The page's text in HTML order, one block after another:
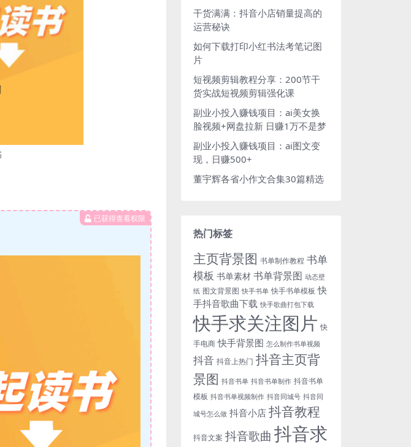
已获得查看权限
干货满满：抖音小店销量提高的
运营秘诀
如何下载打印小红书法考笔记图
片
短视频剪辑教程分享：200节干
货实战短视频剪辑强化课
副业小投入赚钱项目：ai美女换
脸视频+网盘拉新 日赚1万不是梦
副业小投入赚钱项目：ai图文变
现，日赚500+
董宇辉各省小作文合集30篇精选
热门标签
主页背景图 书单制作教程 书单
模板 书单素材 书单背景图 动态壁
纸 图文背景图 快手书单 快手书单模板 快
手抖音歌曲下载 快手歌曲打包下载
快手求关注图片 快
手电商 快手背景图 怎么制作书单视频
抖音 抖音上热门 抖音主页背
景图 抖音书单 抖音书单制作 抖音书单
模板 抖音书单视频制作 抖音同城号 抖音同
城号怎么做 抖音小店 抖音教程
抖音文案 抖音歌曲 抖音求